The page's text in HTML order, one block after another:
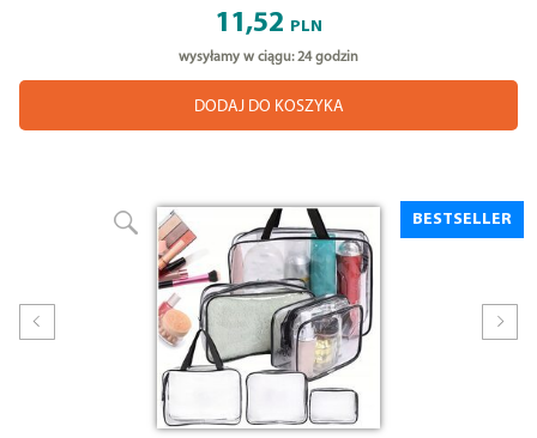
11,52 PLN
wysyłamy w ciągu: 24 godzin
DODAJ DO KOSZYKA
BESTSELLER
Prev